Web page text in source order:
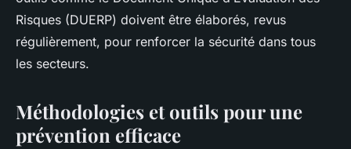
Risques (DUERP) doivent être élaborés, revus
régulièrement, pour renforcer la sécurité dans tous
les secteurs.
Méthodologies et outils pour une
prévention efficace